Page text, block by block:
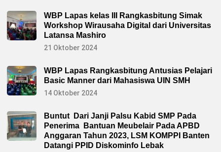
x
WBP Lapas kelas III Rangkasbitung Simak
Workshop Wirausaha Digital dari Universitas
Latansa Mashiro
21 Oktober 2024
WBP Lapas Rangkasbitung Antusias Pelajari
Basic Manner dari Mahasiswa UIN SMH
14 Oktober 2024
Buntut Dari Janji Palsu Kabid SMP Pada
Penerima Bantuan Meubelair Pada APBD
Anggaran Tahun 2023, LSM KOMPPI Banten
Datangi PPID Diskominfo Lebak